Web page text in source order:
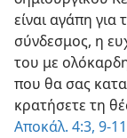
είναι αγάπη
σύνδεσμος, η
του με
που θα σας
κρατήσετε τη
Αποκάλ. 4:3, 9-11